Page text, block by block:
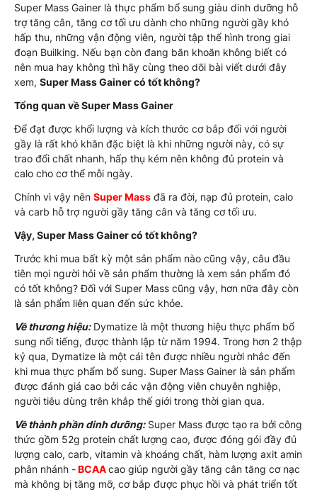
Super Mass Gainer là thực phẩm bổ sung giàu dinh dưỡng hỗ
trợ tăng cân, tăng cơ tối ưu dành cho những người gầy khó
hấp thu, những vận động viên, người tập thể hình trong giai
đoạn Builking. Nếu bạn còn đang băn khoăn không biết có
nên mua hay không thì hãy cùng theo dõi bài viết dưới đây
xem, Super Mass Gainer có tốt không?
Tổng quan về Super Mass Gainer
Để đạt được khổi lượng và kích thước cơ bắp đối với người
gầy là rất khó khăn đặc biệt là khi những người này, có sự
trao đổi chất nhanh, hấp thụ kém nên không đủ protein và
calo cho cơ thể mỗi ngày.
Chính vì vậy nên Super Mass đã ra đời, nạp đủ protein, calo
và carb hỗ trợ người gầy tăng cân và tăng cơ tối ưu.
Vậy, Super Mass Gainer có tốt không?
Trước khi mua bất kỳ một sản phẩm nào cũng vậy, câu đầu
tiên mọi người hỏi về sản phẩm thường là xem sản phẩm đó
có tốt không? Đối với Super Mass cũng vậy, hơn nữa đây còn
là sản phẩm liên quan đến sức khỏe.
Về thương hiệu:Dymatize là một thương hiệu thực phẩm bổ
sung nổi tiếng, được thành lập từ năm 1994. Trong hơn 2 thập
kỷ qua, Dymatize là một cái tên được nhiều người nhắc đến
khi mua thực phẩm bổ sung. Super Mass Gainer là sản phẩm
được đánh giá cao bởi các vận động viên chuyên nghiệp,
người tiêu dùng trên khắp thế giới trong thời gian qua.
Về thành phần dinh dưỡng:Super Mass được tạo ra bởi công
thức gồm 52g protein chất lượng cao, được đóng gói đầy đủ
lượng calo, carb, vitamin và khoáng chất, hàm lượng axit amin
phân nhánh -BCAAcao giúp người gầy tăng cân tăng cơ nạc
mà không bị tăng mỡ, cơ bắp được phục hồi và phát triển tốt